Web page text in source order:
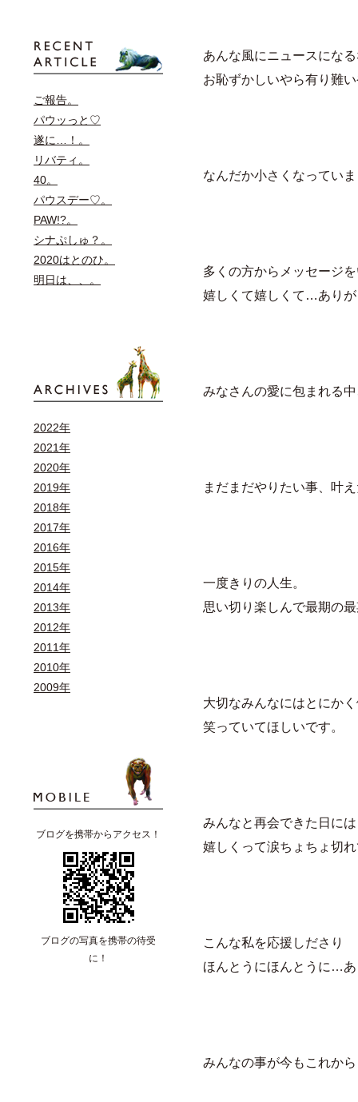
ご報告。
パウッっと♡
遂に…！。
リバティ。
40。
パウスデー♡。
PAW!?。
シナぷしゅ？。
2020はとのひ。
明日は、、。
2022年
2021年
2020年
2019年
2018年
2017年
2016年
2015年
2014年
2013年
2012年
2011年
2010年
2009年
ブログを携帯からアクセス！
ブログの写真を携帯の待受
に！
あんな風にニュースにな
お恥ずかしいやら有り難
なんだか小さくなってい
多くの方からメッセージ
嬉しくて嬉しくて…あり
みなさんの愛に包まれる
まだまだやりたい事、叶
一度きりの人生。
思い切り楽しんで最期の
大切なみんなにはとにか
笑っていてほしいです。
みんなと再会できた日に
嬉しくって涙ちょちょ切
こんな私を応援しださり
ほんとうにほんとうに…
みんなの事が今もこれか